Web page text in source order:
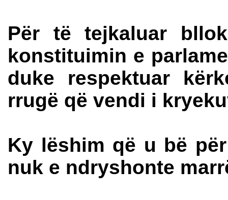
Për të tejkaluar
konstituimin e
duke respektuar
rrugë që vendi i
Ky lëshim që u bë
nuk e ndryshonte